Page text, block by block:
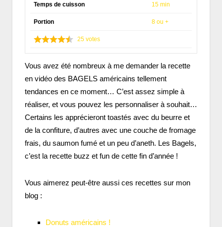
Temps de cuisson 15 min
Portion 8 ou +
25 votes
Vous avez été nombreux à me demander la recette
en vidéo des BAGELS américains tellement
tendances en ce moment… C’est assez simple à
réaliser, et vous pouvez les personnaliser à souhait…
Certains les apprécieront toastés avec du beurre et
de la confiture, d’autres avec une couche de fromage
frais, du saumon fumé et un peu d’aneth. Les Bagels,
c’est la recette buzz et fun de cette fin d’année !
Vous aimerez peut-être aussi ces recettes sur mon
blog :
Donuts américains !